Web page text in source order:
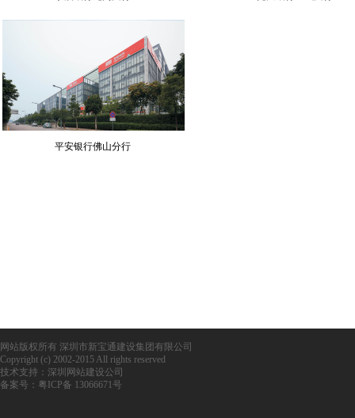
平安银行佛山分行
网站版权所有 深圳市新宝通建设集团有限公司
Copyright (c) 2002-2015 All rights reserved
技术支持： 深圳网站建设公司
备案号： 粤ICP备 13066671号